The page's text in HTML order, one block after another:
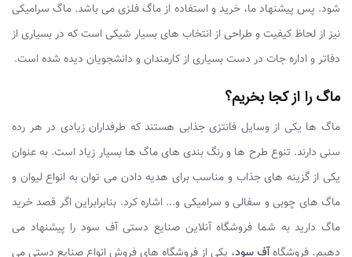
شود. پس پیشنهاد ما، خرید و استفاده از ماگ فلزی می باشد. ماگ سرامیکی
نیز از لحاظ کیفیت و طراحی از انتخاب های بسیار شیکی است که در بسیاری از
دفاتر و اداره جات در دست بسیاری از کارمندان و دانشجویان دیده شده است.
ماگ را از کجا بخریم؟
ماگ ها یکی از وسایل فانتزی جذابی هستند که طرفداران زیادی در هر رده
سنی دارند. تنوع طرح ها و رنگ بندی های ماگ ها بسیار زیاد است. به عنوان
یکی از گزینه های جذاب و مناسب برای هدیه دادن می توان به انواع لیوان و
ماگ های چوبی و سفالی و سرامیکی و... اشاره کرد. بنابرابراین اگر قصد خرید
ماگ دارید به شما فروشگاه آنلاین صنایع دستی آف سود را پیشنهاد می
دهیم. فروشگاهآف سود، یکی از فروشگاه های فروش انواع صنایع دستی می